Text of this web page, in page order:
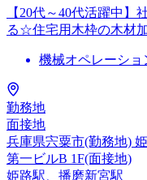
【20代～40代活躍中
る☆住宅用木枠の木材
機械オペレーショ
勤務地
面接地
兵庫県宍粟市(勤務地)
第一ビルB 1F(面接地)
姫路駅、播磨新宮駅